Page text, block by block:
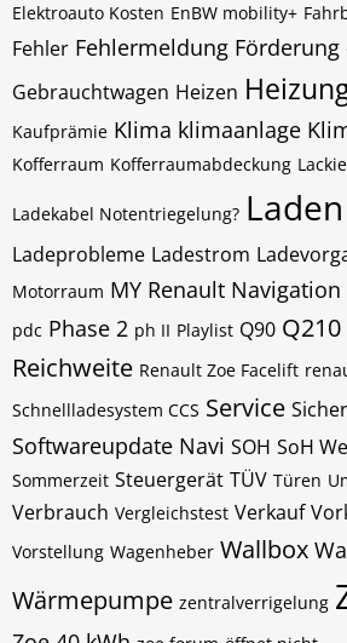
Elektroauto Kosten EnBW mobility+
Fehler Fehlermeldung Förderung
Gebrauchtwagen Heizen
Kaufprämie Klima klimaanlage
Kofferraum Kofferraumabdeckung
Ladekabel Notentriegelung? Laden
Ladeprobleme Ladestrom
Motorraum MY Renault Navigation
pdc Phase 2 ph II Playlist Q90 Q210
Reichweite Renault Zoe Facelift
Schnellladesystem CCS Service
Softwareupdate Navi SOH SoH
Sommerzeit Steuergerät TÜV Türen
Verbrauch Vergleichstest Verkauf
Vorstellung Wagenheber Wallbox
Wärmepumpe zentralverrigelung